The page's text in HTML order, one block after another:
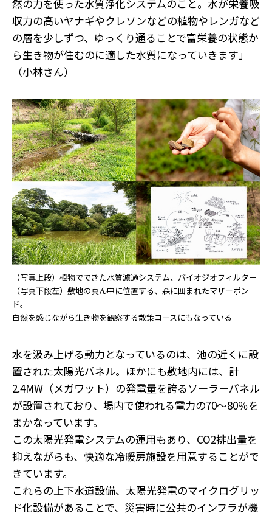
然の力を使った水質浄化システムのこと。水が栄養吸
収力の高いヤナギやクレソンなどの植物やレンガなど
の層を少しずつ、ゆっくり通ることで富栄養の状態か
ら生き物が住むのに適した水質になっていきます」
（小林さん）
（写真上段）植物でできた水質濾過システム、バイオジオフィルター
（写真下段左）敷地の真ん中に位置する、森に囲まれたマザーポン
ド。
自然を感じながら生き物を観察する散策コースにもなっている
水を汲み上げる動力となっているのは、池の近くに設
置された太陽光パネル。ほかにも敷地内には、計
2.4MW（メガワット）の発電量を誇るソーラーパネル
が設置されており、場内で使われる電力の70～80％を
まかなっています。
この太陽光発電システムの運用もあり、CO2排出量を
抑えながらも、快適な冷暖房施設を用意することがで
きています。
これらの上下水道設備、太陽光発電のマイクログリッ
ド化設備があることで、災害時に公共のインフラが機